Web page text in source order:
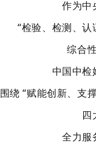
作为中
“检验、检测、
综合
中国中检
围绕 “赋能创新、支
四
全力服